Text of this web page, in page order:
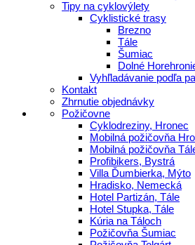
Tipy na cyklovýlety
Cyklistické trasy
Brezno
Tále
Šumiac
Dolné
Vyhľladávanie podľa
Kontakt
Zhrnutie objednávky
Požičovne
Cyklodreziny, Hronec
Mobilná požičovňa
Mobilná požičovňa
Profibikers, Bystrá
Villa Ďumbierka, Mýto
Hradisko, Nemecká
Hotel Partizán, Tále
Hotel Stupka, Tále
Kúria na Táloch
Požičovňa Šumiac